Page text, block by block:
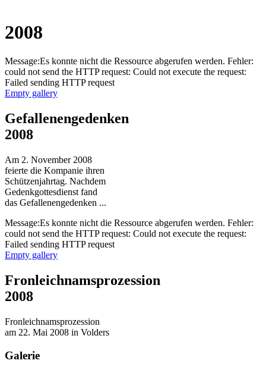
2008
Message:Es konnte nicht die Ressource abgerufen werden. Fehler:
could not send the HTTP request: Could not execute the request:
Failed sending HTTP request
Empty gallery
Gefallenengedenken
2008
Am 2. November 2008
feierte die Kompanie ihren
Schützenjahrtag. Nachdem
Gedenkgottesdienst fand
das Gefallenengedenken ...
Message:Es konnte nicht die Ressource abgerufen werden. Fehler:
could not send the HTTP request: Could not execute the request:
Failed sending HTTP request
Empty gallery
Fronleichnamsprozession
2008
Fronleichnamsprozession
am 22. Mai 2008 in Volders
Galerie